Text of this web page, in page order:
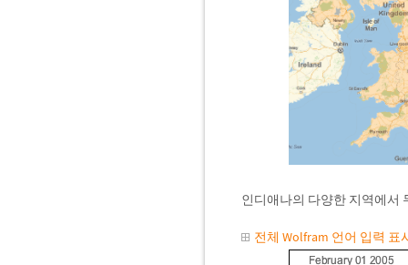
인디애나의 다양한 지역에서
전체 Wolfram 언어 입력 표